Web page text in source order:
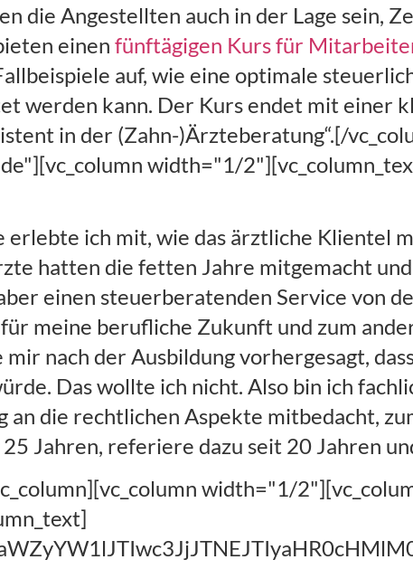
die Angestellten auch in der Lage sein,
einenfünftägigen Kurs für
auf, wie eine optimale
werden kann. Der Kurs endet mit
in der (Zahn-)Ärzteberatung“.[/
width="1/
erlebte ich mit, wie das ärztliche Klientel
hatten die fetten Jahre mitgemacht
einen steuerberatenden Service von
meine berufliche Zukunft und zum
nach der Ausbildung vorhergesagt,
Das wollte ich nicht. Also bin ich
an die rechtlichen Aspekte mitbedacht,
Jahren, referiere dazu seit 20 Jahren
width="1/